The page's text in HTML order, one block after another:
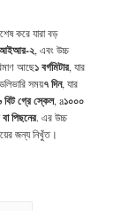
করে যারা বড়
২, এবং উচ্চ
আছে১ বর্গমিটার, যার
সময়৭ দিন, যার
বিট গ্রে স্কেল, a১০০০
পিছনের. এর উচ্চ
জন্য নিখুঁত।